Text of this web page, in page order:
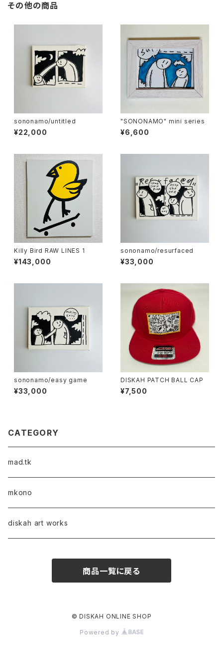
その他の商品
sononamo/untitled
¥22,000
"SONONAMO" mini series
¥6,600
Killy Bird RAW LINES 1
¥143,000
sononamo/resurfaced
¥33,000
sononamo/easy game
¥33,000
DISKAH PATCH BALL CAP
¥7,500
CATEGORY
mad.tk
mkono
diskah art works
商品一覧に戻る
© DISKAH ONLINE SHOP
Powered by